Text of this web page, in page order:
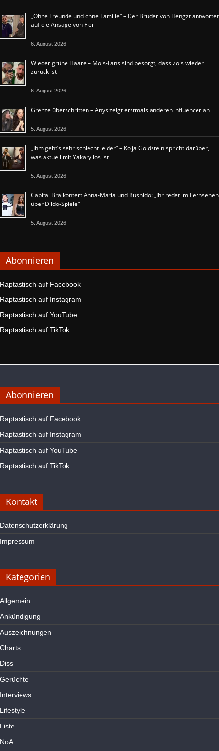
„Ohne Freunde und ohne Familie“ – Der Bruder von Hengzt antwortet
auf die Ansage von Fler
6. August 2026
Wieder grüne Haare – Mois-Fans sind besorgt, dass Zois wieder
zurück ist
6. August 2026
Grenze überschritten – Anys zeigt erstmals anderen Influencer an
5. August 2026
„Ihm geht’s sehr schlecht leider“ – Kolja Goldstein spricht darüber,
was aktuell mit Yakary los ist
5. August 2026
Capital Bra kontert Anna-Maria und Bushido: „Ihr redet im Fernsehen
über Dildo-Spiele“
5. August 2026
Abonnieren
Raptastisch auf Facebook
Raptastisch auf Instagram
Raptastisch auf YouTube
Raptastisch auf TikTok
Abonnieren
Raptastisch auf Facebook
Raptastisch auf Instagram
Raptastisch auf YouTube
Raptastisch auf TikTok
Kontakt
Datenschutzerklärung
Impressum
Kategorien
Allgemein
Ankündigung
Auszeichnungen
Charts
Diss
Gerüchte
Interviews
Lifestyle
Liste
NoA